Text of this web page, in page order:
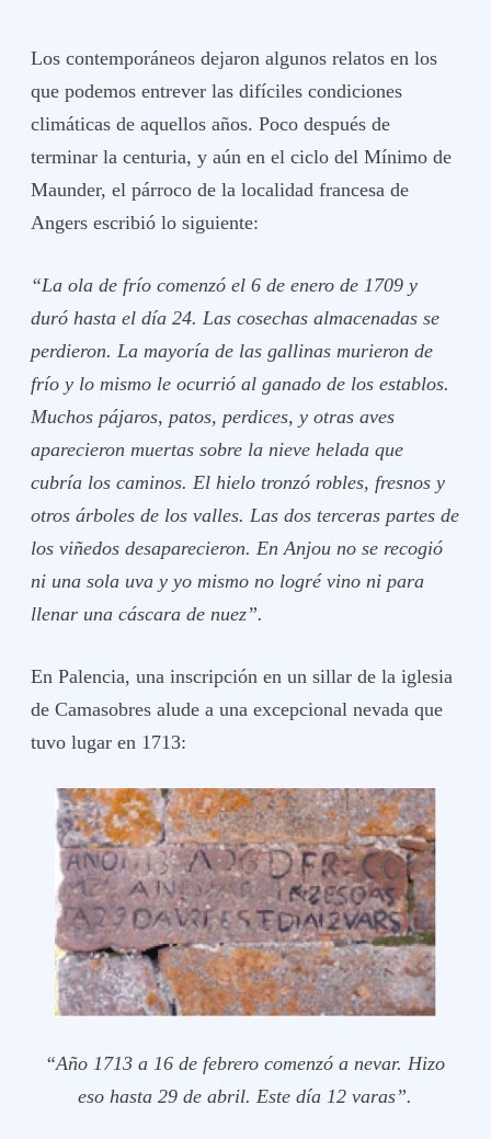
Los contemporáneos dejaron algunos relatos en los
que podemos entrever las difíciles condiciones
climáticas de aquellos años. Poco después de
terminar la centuria, y aún en el ciclo del Mínimo de
Maunder, el párroco de la localidad francesa de
Angers escribió lo siguiente:
“La ola de frío comenzó el 6 de enero de 1709 y
duró hasta el día 24. Las cosechas almacenadas se
perdieron. La mayoría de las gallinas murieron de
frío y lo mismo le ocurrió al ganado de los establos.
Muchos pájaros, patos, perdices, y otras aves
aparecieron muertas sobre la nieve helada que
cubría los caminos. El hielo tronzó robles, fresnos y
otros árboles de los valles. Las dos terceras partes de
los viñedos desaparecieron. En Anjou no se recogió
ni una sola uva y yo mismo no logré vino ni para
llenar una cáscara de nuez”.
En Palencia, una inscripción en un sillar de la iglesia
de Camasobres alude a una excepcional nevada que
tuvo lugar en 1713:
“Año 1713 a 16 de febrero comenzó a nevar. Hizo
eso hasta 29 de abril. Este día 12 varas”.